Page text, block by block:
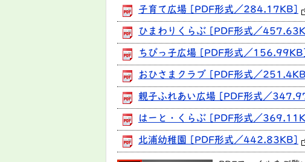
子育て広場 [PDF形式／284.17KB]
ひまわりくらぶ [PDF形式／
ちびっ子広場 [PDF形式／156.99KB]
おひさまクラブ [PDF形式／
親子ふれあい広場 [PDF形式／
はーと・くらぶ [PDF形式／
北浦幼稚園 [PDF形式／442.83KB]